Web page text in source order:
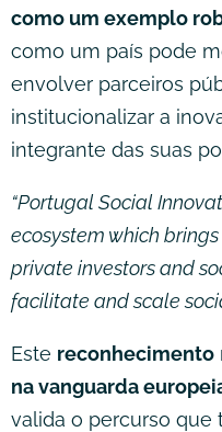
como um exemplo
como um país pode
envolver parceiros
institucionalizar a
integrante das suas
“Portugal Social
ecosystem which
private investors and
facilitate and scale
Este reconhecimento
na vanguarda
valida o percurso que